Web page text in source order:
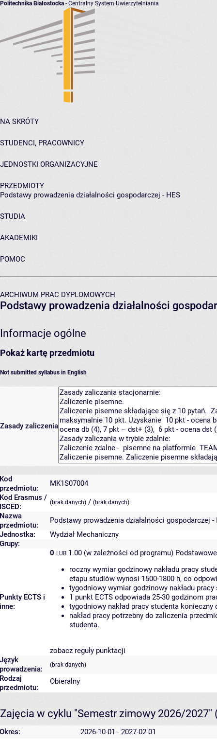
Politechnika Białostocka - Centralny System Uwierzytelniania
NA SKRÓTY
STUDENCI, PRACOWNICY
JEDNOSTKI ORGANIZACYJNE
PRZEDMIOTY
Podstawy prowadzenia działalności gospodarczej - HES
STUDIA
AKADEMIKI
POMOC
ARCHIWUM PRAC DYPLOMOWYCH
Podstawy prowadzenia działalności
Informacje ogólne
Pokaż kartę przedmiotu
Not submitted syllabus in English
Zasady zaliczenia
Kod
przedmiotu:
MK1S07004
Kod Erasmus /
ISCED:
(brak danych) / (brak danych)
Nazwa
przedmiotu:
Podstawy prowadzenia działalności gospodarczej -
Jednostka:
Wydział Mechaniczny
Grupy:
Punkty ECTS i
inne:
0 LUB 1.00 (w zależności od programu)
roczny wymiar godzinowy nakładu pracy
etapu studiów wynosi 1500-1800 h, co
tygodniowy wymiar godzinowy nakładu
1 punkt ECTS odpowiada 25-30 godzinom
tygodniowy nakład pracy studenta
nakład pracy potrzebny do zaliczenia
studenta.
zobacz reguły punktacji
Język
prowadzenia:
(brak danych)
Rodzaj
przedmiotu:
Obieralny
Zajęcia w cyklu "Semestr zimowy 2026/2027"
Okres:
2026-10-01 - 2027-02-01